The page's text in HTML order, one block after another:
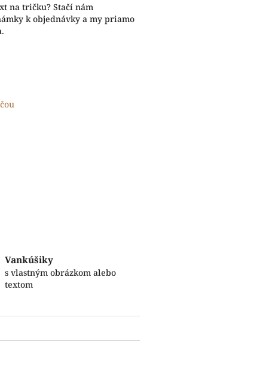
na tričku? Stačí nám
k objednávky a my priamo
Vankúšiky
s vlastným obrázkom alebo
textom